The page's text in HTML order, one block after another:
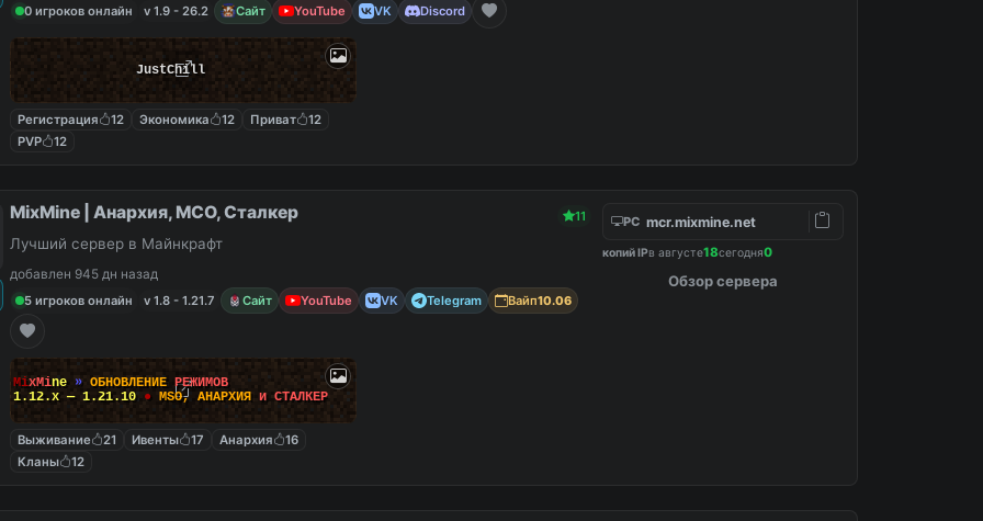
0 игроков онлайн
v 1.9 - 26.2 Сайт YouTube VK Discord
JustChill
Регистрация 12 Экономика 12 Приват
12
PVP
12
MixMine | Анархия, МСО, Сталкер 11
Лучший сервер в Майнкрафт
добавлен 945 дн назад
5 игроков онлайн
v 1.8 - 1.21.7 Сайт YouTube VK Telegram Вайп10.06
MixMine » ОБНОВЛЕНИЕ РЕЖИМОВ
1.12.x — 1.21.10 ● MSO, АНАРХИЯ и СТАЛКЕР
Выживание 21 Ивенты 17 Анархия
16
Кланы
12
PC mcr.mixmine.net
копий IPв августе18сегодня0
Обзор сервера